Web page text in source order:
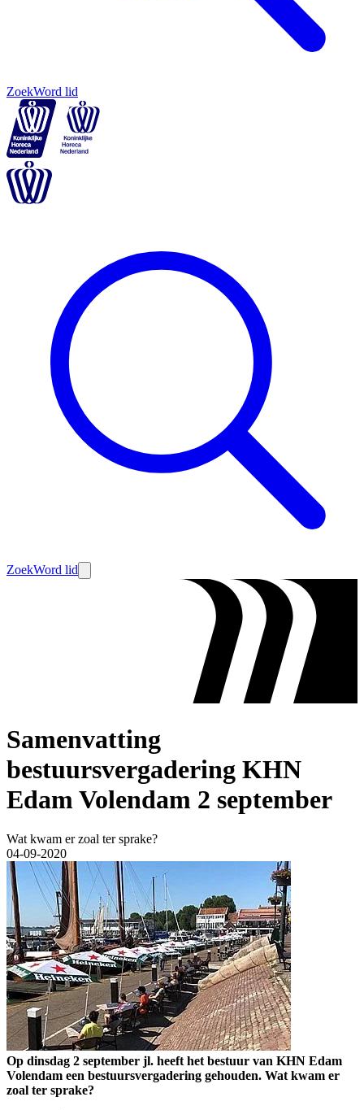
ZoekWord lid
ZoekWord lid
Samenvatting
bestuursvergadering KHN
Edam Volendam 2 september
Wat kwam er zoal ter sprake?
04-09-2020
Op dinsdag 2 september jl. heeft het bestuur van KHN Edam
Volendam een bestuursvergadering gehouden. Wat kwam er
zoal ter sprake?